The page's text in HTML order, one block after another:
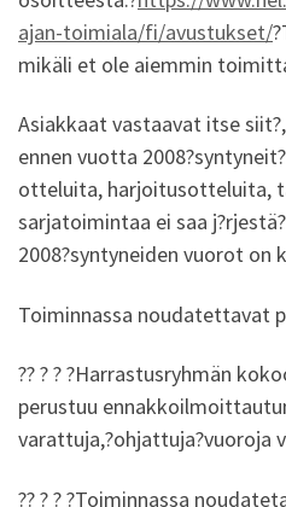
ajan-toimiala/fi/avustukset/
mikäli et ole aiemmin
Asiakkaat vastaavat itse
ennen vuotta
otteluita, harjoitusotteluita,
sarjatoimintaa ei saa
2008?syntyneiden vuorot on
Toiminnassa noudatettavat
?? ? ? ?Harrastusryhmän
perustuu
varattuja,?ohjattuja?vuoroja
?? ? ? ?Toiminnassa